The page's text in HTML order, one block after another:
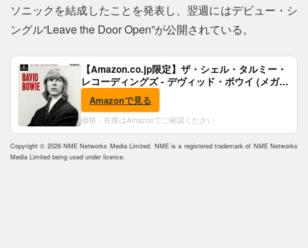
ソニックを結成したことを発表し、翌週にはデビュー・シ
ングル“Leave the Door Open”が公開されている。
【Amazon.co.jp限定】ザ・シェル・タルミー・
レコーディングズ - デヴィッド・ボウイ (メガジ
ャケ付)
Amazonで見る
価格・在庫はAmazonでご確認ください
Copyright © 2026 NME Networks Media Limited. NME is a registered trademark of NME Networks
Media Limited being used under licence.